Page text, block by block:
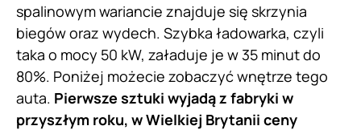
spalinowym wariancie znajduje się skrzynia
biegów oraz wydech. Szybka ładowarka, czyli
taka o mocy 50 kW, załaduje je w 35 minut do
80%. Poniżej możecie zobaczyć wnętrze tego
auta. Pierwsze sztuki wyjadą z fabryki w
przyszłym roku, w Wielkiej Brytanii ceny